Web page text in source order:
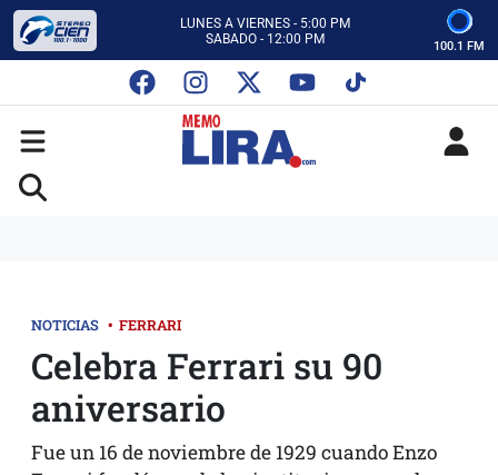
LUNES A VIERNES - 5:00 PM
SABADO - 12:00 PM
CON MEMO LIRA Y SU EQUIPO
LUNES A VIERNES - 5:00 PM
SABADO - 12:00 PM
100.1 FM
NOTICIAS • FERRARI
Celebra Ferrari su 90
aniversario
Fue un 16 de noviembre de 1929 cuando Enzo